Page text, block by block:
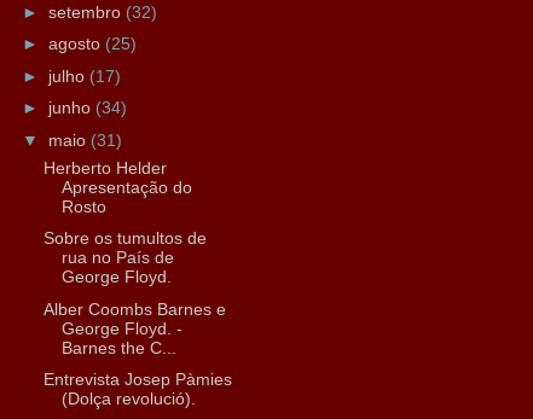
► setembro (32)
► agosto (25)
► julho (17)
► junho (34)
▼ maio (31)
Herberto Helder
Apresentação do
Rosto
Sobre os tumultos de
rua no País de
George Floyd.
Alber Coombs Barnes e
George Floyd. -
Barnes the C...
Entrevista Josep Pàmies
(Dolça revolució).